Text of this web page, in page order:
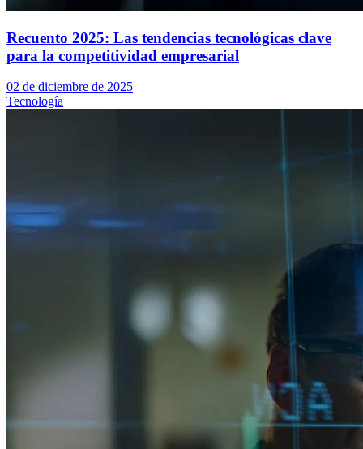
Recuento 2025: Las tendencias tecnológicas clave
para la competitividad empresarial
02 de diciembre de 2025
Tecnología